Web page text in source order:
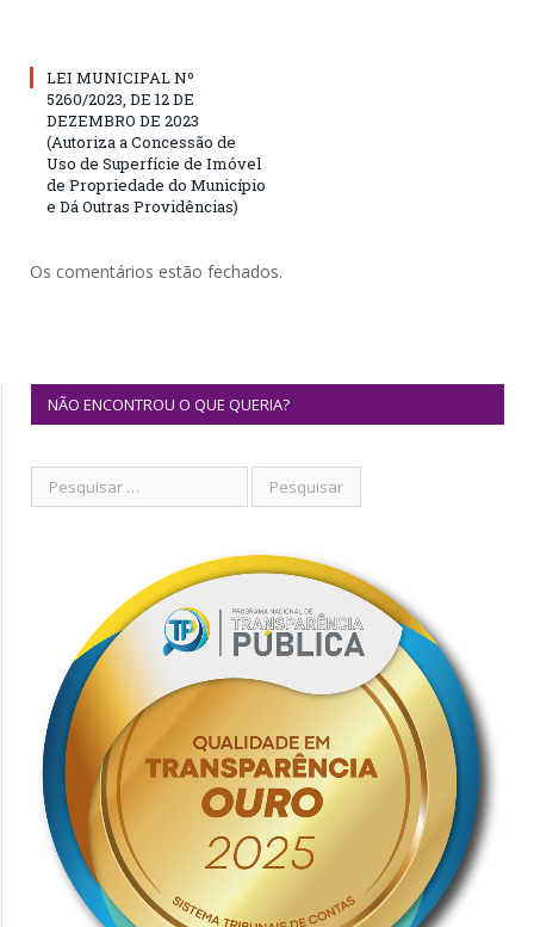
LEI MUNICIPAL Nº
5260/2023, DE 12 DE
DEZEMBRO DE 2023
(Autoriza a Concessão de
Uso de Superfície de Imóvel
de Propriedade do Município
e Dá Outras Providências)
Os comentários estão fechados.
NÃO ENCONTROU O QUE QUERIA?